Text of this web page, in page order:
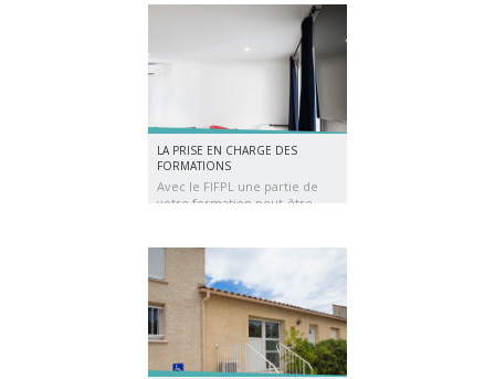
pour des chirurgies
implantaires au sein du centre
de formation, puis au dans
son propre cabinet sur un de
ses patients, le tout supervisé
LA PRISE EN CHARGE DES
FORMATIONS
Avec le FIFPL une partie de
votre formation peut-être
renseignement.